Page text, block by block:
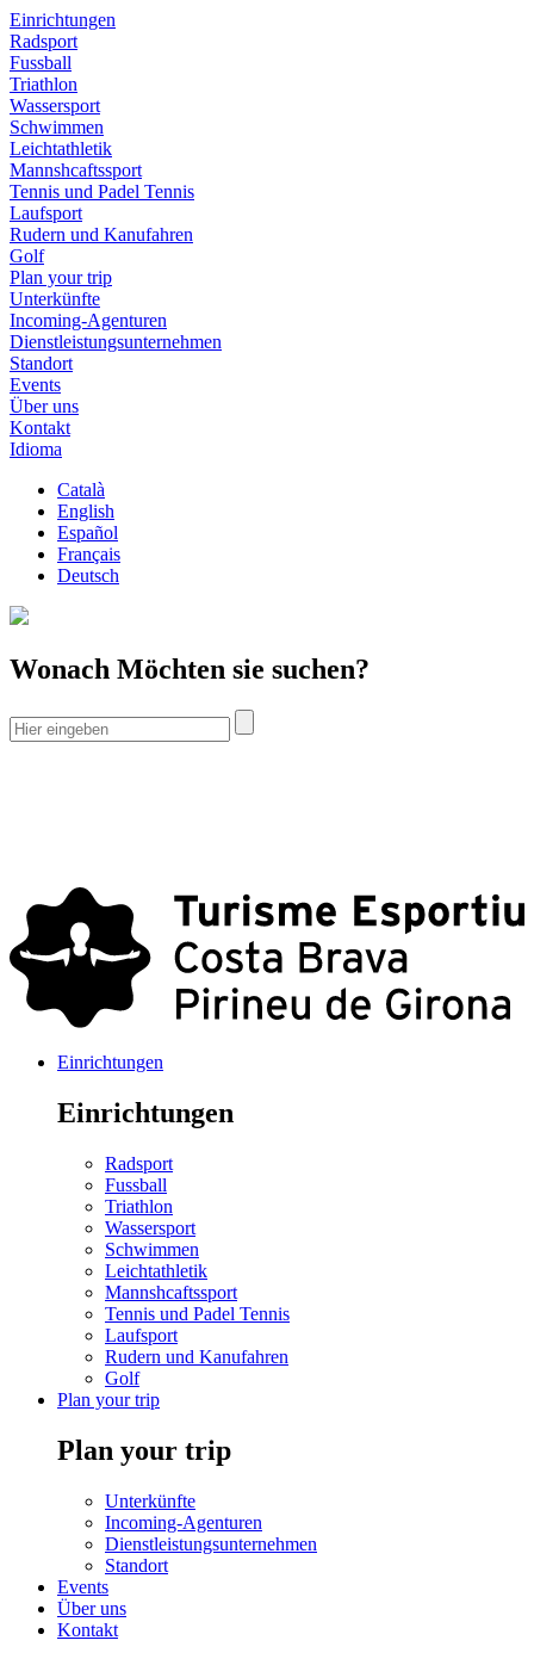
Einrichtungen
Radsport
Fussball
Triathlon
Wassersport
Schwimmen
Leichtathletik
Mannshcaftssport
Tennis und Padel Tennis
Laufsport
Rudern und Kanufahren
Golf
Plan your trip
Unterkünfte
Incoming-Agenturen
Dienstleistungsunternehmen
Standort
Events
Über uns
Kontakt
Idioma
Català
English
Español
Français
Deutsch
Wonach Möchten sie suchen?
Einrichtungen
Einrichtungen
Radsport
Fussball
Triathlon
Wassersport
Schwimmen
Leichtathletik
Mannshcaftssport
Tennis und Padel Tennis
Laufsport
Rudern und Kanufahren
Golf
Plan your trip
Plan your trip
Unterkünfte
Incoming-Agenturen
Dienstleistungsunternehmen
Standort
Events
Über uns
Kontakt